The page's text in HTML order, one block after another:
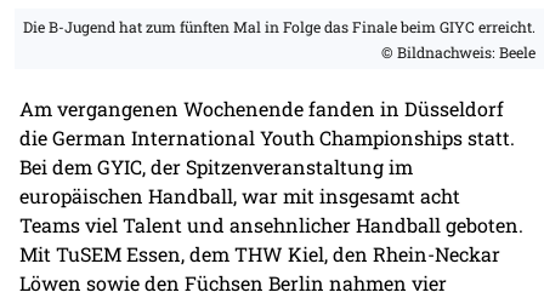
Die B-Jugend hat zum fünften Mal in Folge das Finale beim GIYC erreicht.
© Bildnachweis: Beele
Am vergangenen Wochenende fanden in Düsseldorf
die German International Youth Championships statt.
Bei dem GYIC, der Spitzenveranstaltung im
europäischen Handball, war mit insgesamt acht
Teams viel Talent und ansehnlicher Handball geboten.
Mit TuSEM Essen, dem THW Kiel, den Rhein-Neckar
Löwen sowie den Füchsen Berlin nahmen vier